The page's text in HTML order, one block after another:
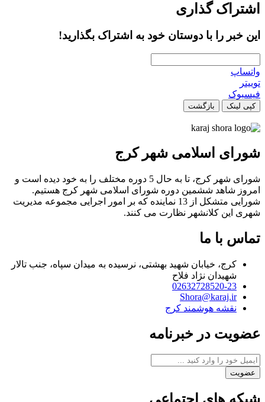
اشتراک گذاری
این خبر را با دوستان خود به اشتراک بگذارید!
واتساپ
توییتر
فیسبوک
کپی لینک بازگشت
شورای اسلامی شهر کرج
شورای شهر کرج، تا به حال 5 دوره مختلف را به خود دیده است و
امروز شاهد ششمین دوره شورای اسلامی شهر کرج هستیم.
شورایی متشکل از 13 نماینده که بر امور اجرایی مجموعه مدیریت
شهری این کلانشهر نظارت می کنند.
تماس با ما
کرج، خیابان شهید بهشتی، نرسیده به میدان سپاه، جنب تالار
شهیدان نژاد فلاح
02632728520-23
Shora@karaj.ir
نقشه هوشمند کرج
عضویت در خبرنامه
عضویت